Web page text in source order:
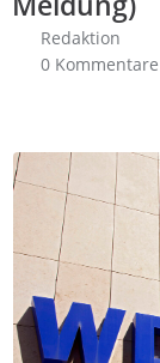
Redaktion
0 Kommentare